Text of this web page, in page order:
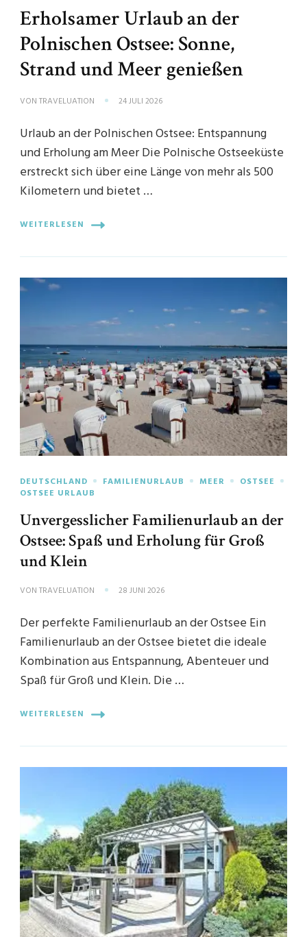
Erholsamer Urlaub an der
Polnischen Ostsee: Sonne,
Strand und Meer genießen
VON TRAVELUATION 24 JULI 2026
Urlaub an der Polnischen Ostsee: Entspannung
und Erholung am Meer Die Polnische Ostseeküste
erstreckt sich über eine Länge von mehr als 500
Kilometern und bietet …
WEITERLESEN
DEUTSCHLAND FAMILIENURLAUB MEER
OSTSEE
OSTSEE URLAUB
Unvergesslicher Familienurlaub an der
Ostsee: Spaß und Erholung für Groß
und Klein
VON TRAVELUATION 28 JUNI 2026
Der perfekte Familienurlaub an der Ostsee Ein
Familienurlaub an der Ostsee bietet die ideale
Kombination aus Entspannung, Abenteuer und
Spaß für Groß und Klein. Die …
WEITERLESEN